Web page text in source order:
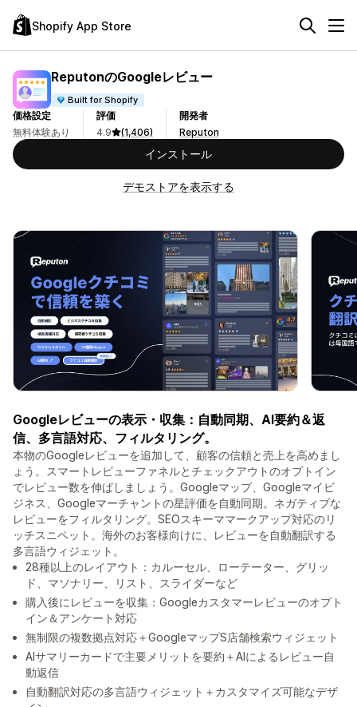
Shopify App Store
ReputonのGoogleレビュー
Built for Shopify
価格設定
無料体験あり
評価
4.9
(1,406)
開発者
Reputon
インストール
デモストアを表示する
Googleレビューの表示・収集：自動同期、AI要約＆返
信、多言語対応、フィルタリング。
本物のGoogleレビューを追加して、顧客の信頼と売上を高めまし
ょう。スマートレビューファネルとチェックアウトのオプトイン
でレビュー数を伸ばしましょう。Googleマップ、Googleマイビ
ジネス、Googleマーチャントの星評価を自動同期。ネガティブな
レビューをフィルタリング。SEOスキーママークアップ対応のリ
ッチスニペット。海外のお客様向けに、レビューを自動翻訳する
多言語ウィジェット。
28種以上のレイアウト：カルーセル、ローテーター、グリッ
ド、マソナリー、リスト、スライダーなど
購入後にレビューを収集：Googleカスタマーレビューのオプト
イン＆アンケート対応
無制限の複数拠点対応＋GoogleマップS店舗検索ウィジェット
AIサマリーカードで主要メリットを要約＋AIによるレビュー自
動返信
自動翻訳対応の多言語ウィジェット＋カスタマイズ可能なデザ